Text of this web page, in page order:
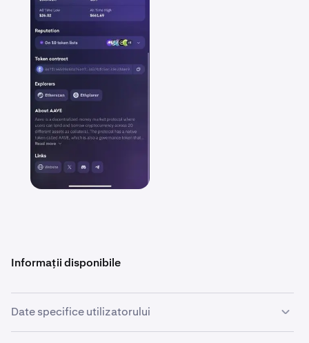
Informații disponibile
Date specifice utilizatorului